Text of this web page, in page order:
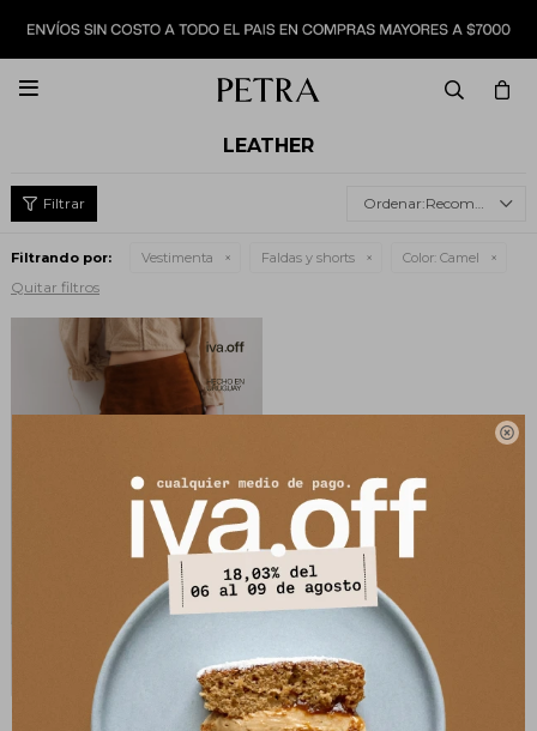


LEATHER
Recomendados
Filtrando por: Vestimenta Faldas y shorts Color: Camel
Quitar filtros
Falda Flown Leather - Óxido